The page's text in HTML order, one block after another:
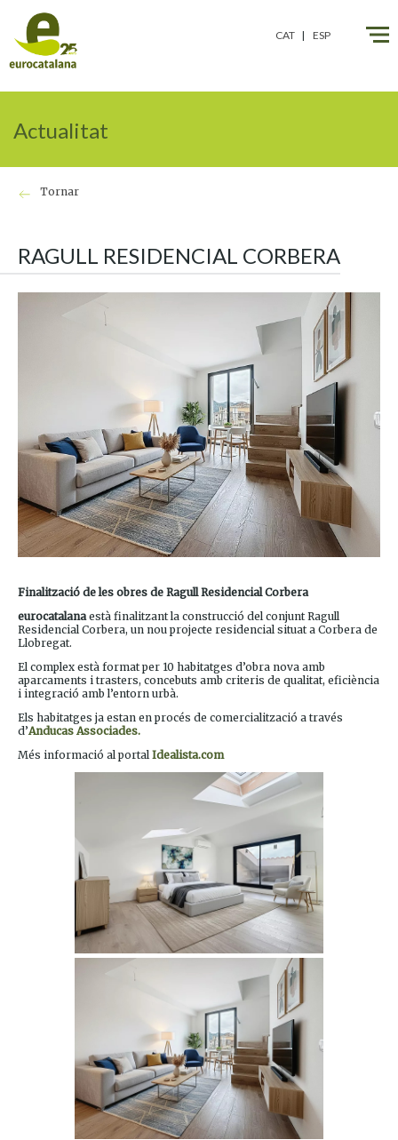
Actualitat
Tornar
RAGULL RESIDENCIAL CORBERA
Finalització de les obres de Ragull Residencial Corbera
eurocatalana està finalitzant la construcció del conjunt Ragull
Residencial Corbera, un nou projecte residencial situat a Corbera de
Llobregat.
El complex està format per 10 habitatges d’obra nova amb
aparcaments i trasters, concebuts amb criteris de qualitat, eficiència
i integració amb l’entorn urbà.
Els habitatges ja estan en procés de comercialització a través
d’Anducas Associades.
Més informació al portal Idealista.com
CAT ESP